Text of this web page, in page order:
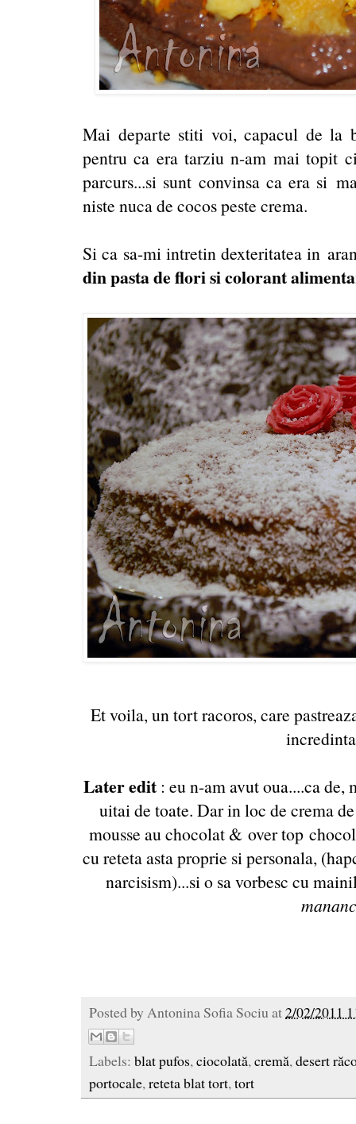
Mai departe stiti voi, capacul de la
pentru ca era tarziu n-am mai topit
parcurs...si sunt convinsa ca era si
niste nuca de cocos peste crema.
Si ca sa-mi intretin dexteritatea in
din pasta de flori si colorant
Et voila, un tort racoros, care
Later edit : eu n-am avut oua....ca
uitai de toate. Dar in loc de crema
mousse au chocolat & over top
cu reteta asta proprie si personala,
narcisism)...si o sa vorbesc cu
Posted by Antonina Sofia Sociu at2/02/2011
Labels: blat pufos,ciocolată,cremă,desert
portocale,reteta blat tort,tort